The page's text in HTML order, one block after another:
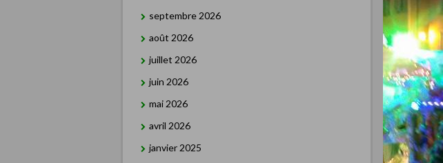
septembre 2026
août 2026
juillet 2026
juin 2026
mai 2026
avril 2026
janvier 2025